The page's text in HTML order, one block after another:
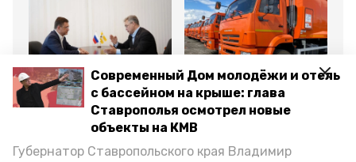
Современный Дом молодёжи и отель
с бассейном на крыше: глава
Ставрополья осмотрел новые
объекты на КМВ
Губернатор Ставропольского края Владимир
Общество
1 августа 2024, 10:01
Ставрополье
привлекает
федеральные средства
Общество
26 июля 2024, 11:02
Регоператор «ЖКХ»
закупил новые
мусоровозы для
Ставрополья